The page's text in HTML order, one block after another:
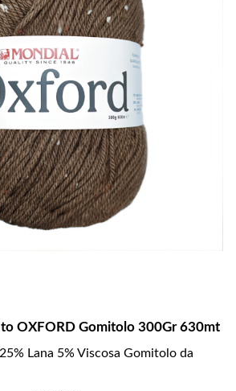
OXFORD Gomitolo 300Gr 630mt
Lana 5% Viscosa Gomitolo da